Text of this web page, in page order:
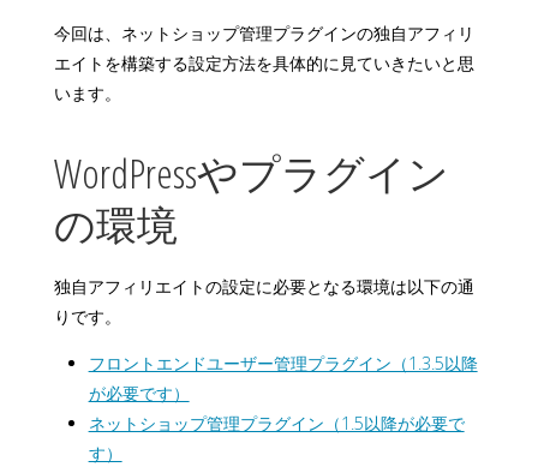
今回は、ネットショップ管理プラグインの独自アフィリ
エイトを構築する設定方法を具体的に見ていきたいと思
います。
WordPressやプラグイン
の環境
独自アフィリエイトの設定に必要となる環境は以下の通
りです。
フロントエンドユーザー管理プラグイン（1.3.5以降
が必要です）
ネットショップ管理プラグイン（1.5以降が必要で
す）